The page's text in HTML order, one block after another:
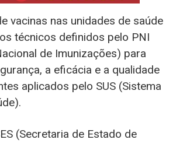
vacinas nas unidades de saúde
técnicos definidos pelo PNI
de Imunizações) para
a eficácia e a qualidade
aplicados pelo SUS (Sistema
(Secretaria de Estado de